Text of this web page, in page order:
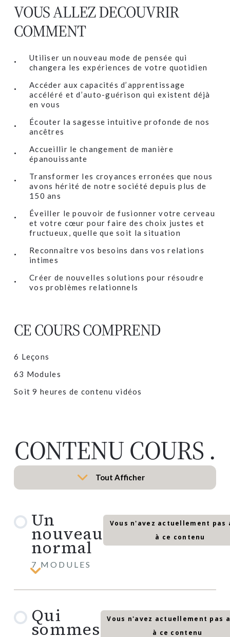
VOUS ALLEZ DECOUVRIR
COMMENT
Utiliser un nouveau mode de pensée qui
changera les expériences de votre quotidien
Accéder aux capacités d’apprentissage
accéléré et d’auto-guérison qui existent déjà
en vous
Écouter la sagesse intuitive profonde de nos
ancêtres
Accueillir le changement de manière
épanouissante
Transformer les croyances erronées que nous
avons hérité de notre société depuis plus de
150 ans
Éveiller le pouvoir de fusionner votre cerveau
et votre cœur pour faire des choix justes et
fructueux, quelle que soit la situation
Reconnaître vos besoins dans vos relations
intimes
Créer de nouvelles solutions pour résoudre
vos problèmes relationnels
CE COURS COMPREND
6 Leçons
63 Modules
Soit 9 heures de contenu vidéos
CONTENU COURS .
Tout Afficher
Leçons
Un
nouveau
normal
7 MODULES
Vous n'avez actuellement pas
à ce contenu
Un
normal
2. SCIENTIFIQUE OU ROCK STAR
Qui
sommes
Vous n'avez actuellement pas
à ce contenu